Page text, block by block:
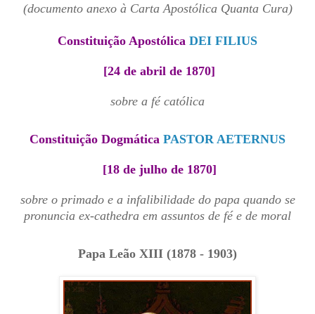
(documento anexo à Carta Apostólica Quanta Cura)
Constituição Apostólica DEI FILIUS
[24 de abril de 1870]
sobre a fé católica
Constituição Dogmática PASTOR AETERNUS
[18 de julho de 1870]
sobre o primado e a infalibilidade do papa quando se
pronuncia ex-cathedra em assuntos de fé e de moral
Papa Leão XIII (1878 - 1903)